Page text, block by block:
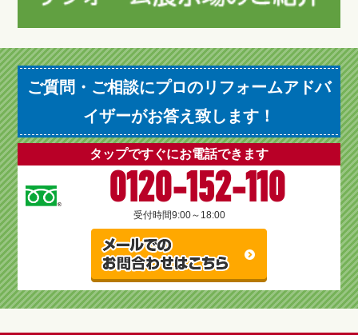
ご質問・ご相談にプロのリフォームアドバ
イザーがお答え致します！
タップですぐにお電話できます
0120-152-110
受付時間9:00～18:00